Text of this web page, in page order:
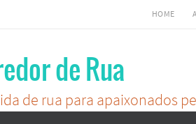
HOME
de Rua
de rua para apaixonados